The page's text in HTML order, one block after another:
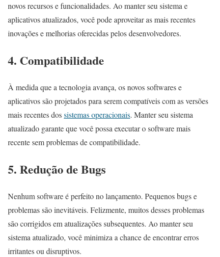
novos recursos e funcionalidades. Ao manter seu sistema e
aplicativos atualizados, você pode aproveitar as mais recentes
inovações e melhorias oferecidas pelos desenvolvedores.
4. Compatibilidade
À medida que a tecnologia avança, os novos softwares e
aplicativos são projetados para serem compatíveis com as versões
mais recentes dossistemas operacionais. Manter seu sistema
atualizado garante que você possa executar o software mais
recente sem problemas de compatibilidade.
5. Redução de Bugs
Nenhum software é perfeito no lançamento. Pequenos bugs e
problemas são inevitáveis. Felizmente, muitos desses problemas
são corrigidos em atualizações subsequentes. Ao manter seu
sistema atualizado, você minimiza a chance de encontrar erros
irritantes ou disruptivos.